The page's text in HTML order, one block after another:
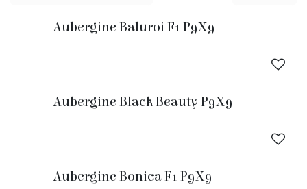
Aubergine Baluroi F1 P9X9
Aubergine Black Beauty P9X9
Aubergine Bonica F1 P9X9